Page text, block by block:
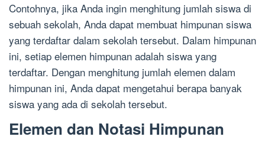
Contohnya, jika Anda ingin menghitung jumlah siswa di
sebuah sekolah, Anda dapat membuat himpunan siswa
yang terdaftar dalam sekolah tersebut. Dalam himpunan
ini, setiap elemen himpunan adalah siswa yang
terdaftar. Dengan menghitung jumlah elemen dalam
himpunan ini, Anda dapat mengetahui berapa banyak
siswa yang ada di sekolah tersebut.
Elemen dan Notasi Himpunan